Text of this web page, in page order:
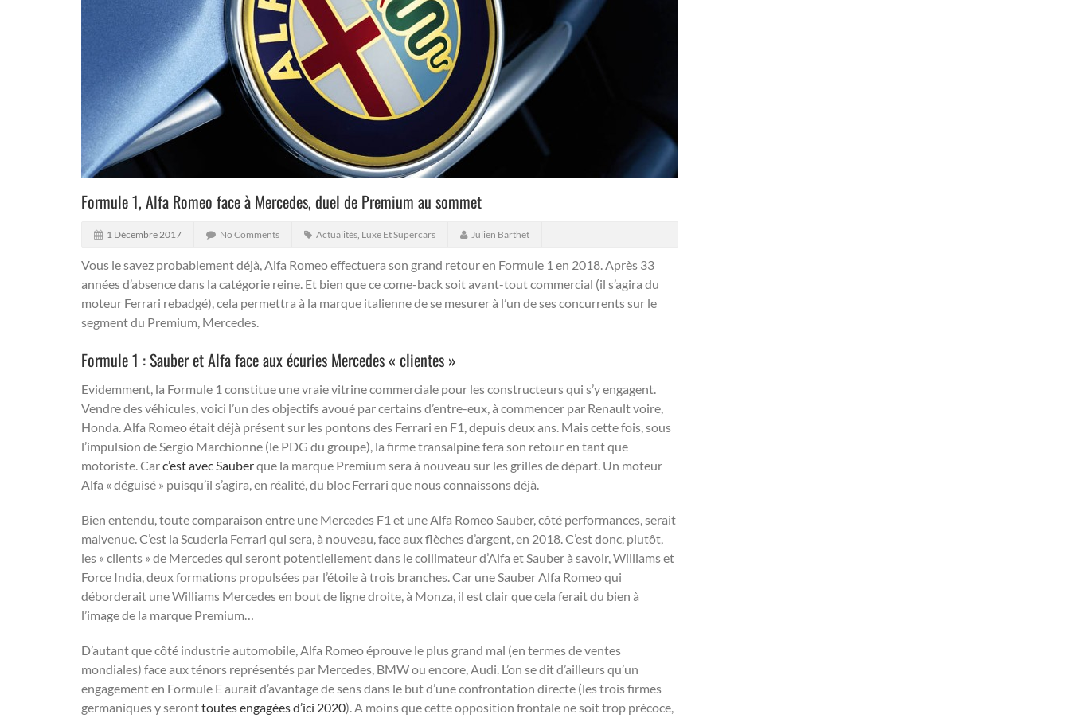
Formule 1, Alfa Romeo face à Mercedes, duel de Premium au sommet
1 Décembre 2017 No Comments Actualités, Luxe Et Supercars Julien Barthet
Vous le savez probablement déjà, Alfa Romeo effectuera son grand retour en Formule 1 en 2018. Après 33
années d’absence dans la catégorie reine. Et bien que ce come-back soit avant-tout commercial (il s’agira du
moteur Ferrari rebadgé), cela permettra à la marque italienne de se mesurer à l’un de ses concurrents sur le
segment du Premium, Mercedes.
Formule 1 : Sauber et Alfa face aux écuries Mercedes « clientes »
Evidemment, la Formule 1 constitue une vraie vitrine commerciale pour les constructeurs qui s’y engagent.
Vendre des véhicules, voici l’un des objectifs avoué par certains d’entre-eux, à commencer par Renault voire,
Honda. Alfa Romeo était déjà présent sur les pontons des Ferrari en F1, depuis deux ans. Mais cette fois, sous
l’impulsion de Sergio Marchionne (le PDG du groupe), la firme transalpine fera son retour en tant que
motoriste. Carc’est avec Sauberque la marque Premium sera à nouveau sur les grilles de départ. Un moteur
Alfa « déguisé » puisqu’il s’agira, en réalité, du bloc Ferrari que nous connaissons déjà.
Bien entendu, toute comparaison entre une Mercedes F1 et une Alfa Romeo Sauber, côté performances, serait
malvenue. C’est la Scuderia Ferrari qui sera, à nouveau, face aux flèches d’argent, en 2018. C’est donc, plutôt,
les « clients » de Mercedes qui seront potentiellement dans le collimateur d’Alfa et Sauber à savoir, Williams et
Force India, deux formations propulsées par l’étoile à trois branches. Car une Sauber Alfa Romeo qui
déborderait une Williams Mercedes en bout de ligne droite, à Monza, il est clair que cela ferait du bien à
l’image de la marque Premium…
D’autant que côté industrie automobile, Alfa Romeo éprouve le plus grand mal (en termes de ventes
mondiales) face aux ténors représentés par Mercedes, BMW ou encore, Audi. L’on se dit d’ailleurs qu’un
engagement en Formule E aurait d’avantage de sens dans le but d’une confrontation directe (les trois firmes
germaniques y seronttoutes engagées d’ici 2020). A moins que cette opposition frontale ne soit trop précoce,